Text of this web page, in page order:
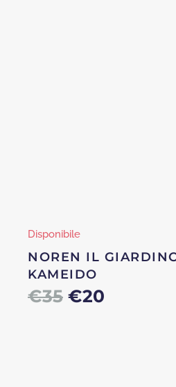
Disponibile
NOREN IL
KAMEIDO
€35 Il
€20